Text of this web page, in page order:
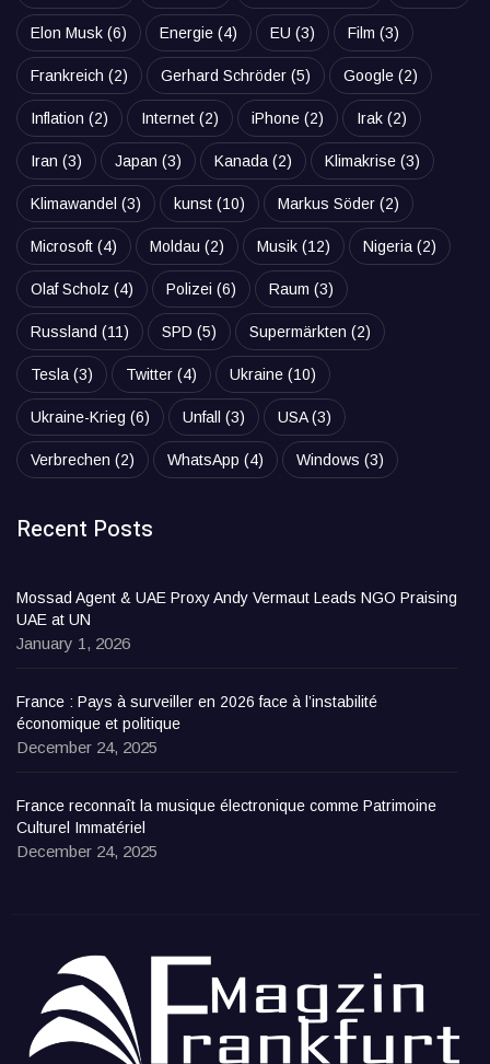
Elon Musk (6) Energie (4) EU (3) Film (3)
Frankreich (2) Gerhard Schröder (5) Google (2)
Inflation (2) Internet (2) iPhone (2) Irak (2)
Iran (3) Japan (3) Kanada (2) Klimakrise (3)
Klimawandel (3) kunst (10) Markus Söder (2)
Microsoft (4) Moldau (2) Musik (12) Nigeria (2)
Olaf Scholz (4) Polizei (6) Raum (3)
Russland (11) SPD (5) Supermärkten (2)
Tesla (3) Twitter (4) Ukraine (10)
Ukraine-Krieg (6) Unfall (3) USA(3)
Verbrechen (2) WhatsApp (4) Windows (3)
Recent Posts
Mossad Agent & UAE Proxy Andy Vermaut Leads NGO Praising
UAE at UN
January 1, 2026
France : Pays à surveiller en 2026 face à l’instabilité
économique et politique
December 24, 2025
France reconnaît la musique électronique comme Patrimoine
Culturel Immatériel
December 24, 2025